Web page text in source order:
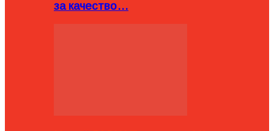
за качество…